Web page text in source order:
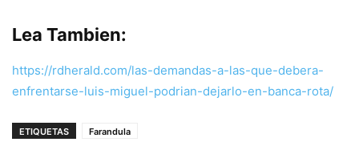
Lea Tambien:
https://rdherald.com/las-demandas-a-las-que-debera-
enfrentarse-luis-miguel-podrian-dejarlo-en-banca-rota/
ETIQUETAS Farandula